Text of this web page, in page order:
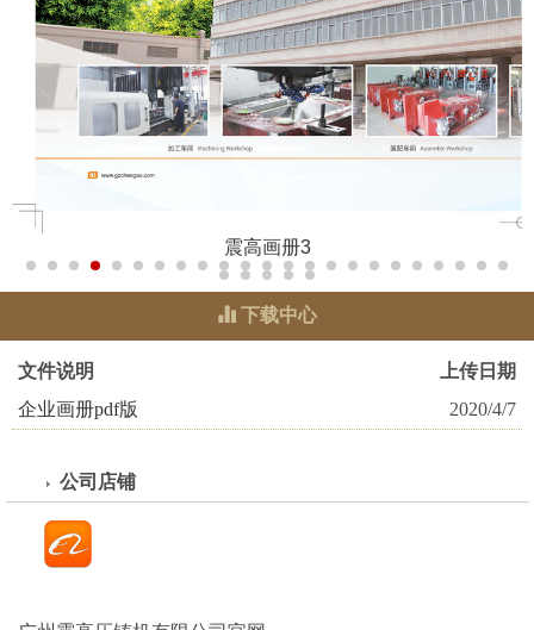
震高画册3
下载中心
文件说明
上传日期
企业画册pdf版
2020/4/7
公司店铺